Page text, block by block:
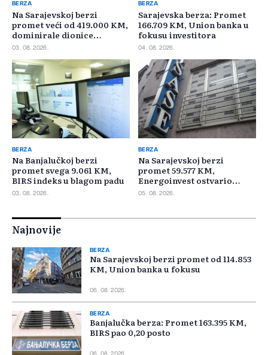
BERZA
Na Sarajevskoj berzi
promet veći od 419.000 KM,
dominirale dionice
Privredne banke Sarajevo
03. 08. 2026.
BERZA
Sarajevska berza: Promet
166.709 KM, Union banka u
fokusu investitora
04. 08. 2026.
BERZA
Na Banjalučkoj berzi
promet svega 9.061 KM,
BIRS indeks u blagom padu
03. 08. 2026.
BERZA
Na Sarajevskoj berzi
promet 59.577 KM,
Energoinvest ostvario
najveći promet
05. 08. 2026.
Najnovije
BERZA
Na Sarajevskoj berzi promet od 114.853
KM, Union banka u fokusu
06. 08. 2026.
BERZA
Banjalučka berza: Promet 163.395 KM,
BIRS pao 0,20 posto